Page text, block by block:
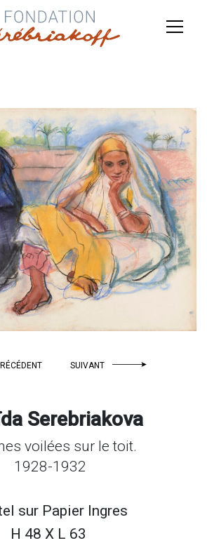
SUIVANT
Serebriakova
voilées sur le toit.
1928-1932
surPapier Ingres
H 48 X L 63